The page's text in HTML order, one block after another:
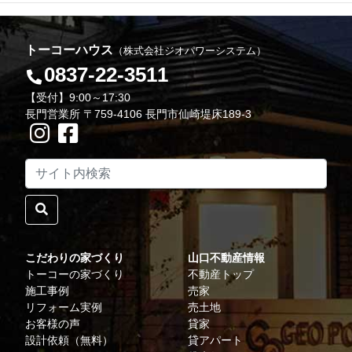
トーコーハウス （株式会社ジオパワーシステム）
0837-22-3511
【受付】9:00～17:30
長門営業所 〒759-4106 長門市仙崎堤床189-3
こだわりの家づくり
トーコーの家づくり
施工事例
リフォーム実例
お客様の声
設計依頼（無料）
山口不動産情報
不動産トップ
売家
売土地
貸家
貸アパート